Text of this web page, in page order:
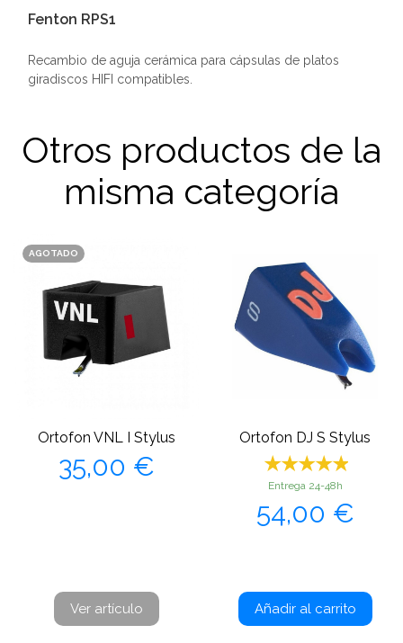
Fenton RPS1
Recambio de aguja cerámica para cápsulas de platos
giradiscos HIFI compatibles.
Otros productos de la
misma categoría
AGOTADO
Ortofon VNL I Stylus
Precio
35,00 €
Ver artículo
Ortofon DJ S Stylus
Entrega 24-48h
Precio
54,00 €
Añadir al carrito